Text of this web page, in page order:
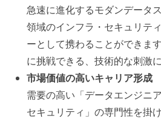
急速に進化するモダンデータ
領域のインフラ・セキュリテ
ーとして携わることができま
に挑戦できる、技術的な刺激
市場価値の高いキャリア形成
需要の高い「データエンジニ
セキュリティ」の専門性を掛